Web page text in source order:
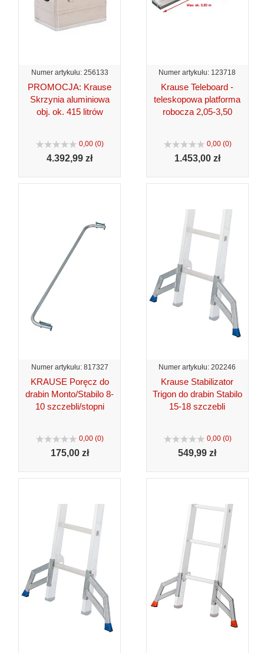
Numer artykułu: 256133
PROMOCJA: Krause
Skrzynia aluminiowa
obj. ok. 415 litrów
0,00 (0)
4.392,99 zł
Numer artykułu: 123718
Krause Teleboard -
teleskopowa platforma
robocza 2,05-3,50
0,00 (0)
1.453,00 zł
Numer artykułu: 817327
KRAUSE Poręcz do
drabin Monto/Stabilo 8-
10 szczebli/stopni
0,00 (0)
175,00 zł
Numer artykułu: 202246
Krause Stabilizator
Trigon do drabin Stabilo
15-18 szczebli
0,00 (0)
549,99 zł